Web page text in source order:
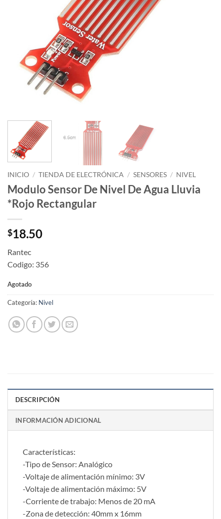
INICIO / TIENDA DE ELECTRÓNICA / SENSORES / NIVEL
Modulo Sensor De Nivel De Agua Lluvia
*Rojo Rectangular
$18.50
Rantec
Codigo: 356
Agotado
Categoría: Nivel
DESCRIPCIÓN
INFORMACIÓN ADICIONAL
Características:
-Tipo de Sensor: Analógico
-Voltaje de alimentación mínimo: 3V
-Voltaje de alimentación máximo: 5V
-Corriente de trabajo: Menos de 20 mA
-Zona de detección: 40mm x 16mm